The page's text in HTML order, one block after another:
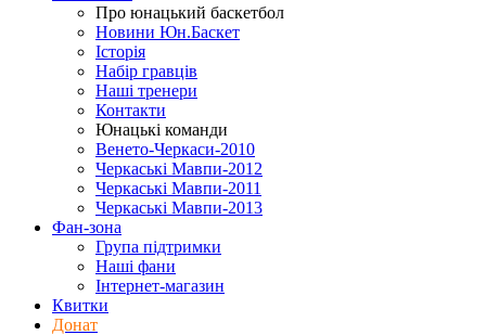
Про юнацький баскетбол
Новини Юн.Баскет
Історія
Набір гравців
Наші тренери
Контакти
Юнацькі команди
Венето-Черкаси-2010
Черкаські Мавпи-2012
Черкаські Мавпи-2011
Черкаські Мавпи-2013
Фан-зона
Група підтримки
Наші фани
Інтернет-магазин
Квитки
Донат